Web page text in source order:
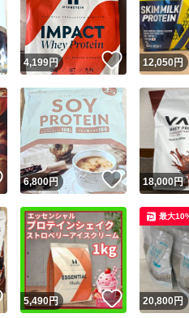
スピード＆安心発送
このユー
ます
スピード発送 このユー
安心発送 このユー
いいね！
4,199円 いいね！
12,050円
いいね！
6,800円 いいね！
18,000円
いいね！
5,490円 いいね！
20,800円
最大